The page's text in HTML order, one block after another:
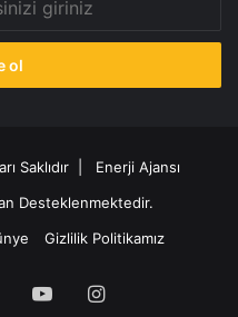
Saklıdır | Enerji Ajansı
Desteklenmektedir.
Gizlilik Politikamız
YouTubeInstagram